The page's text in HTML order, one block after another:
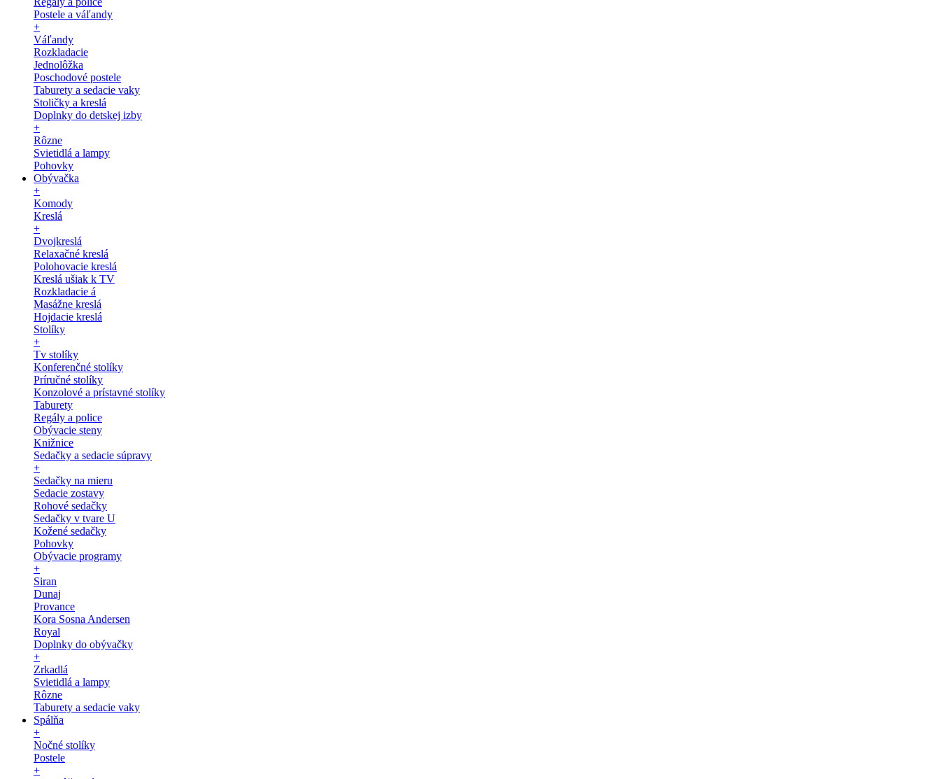
Postele a váľandy
+
Váľandy
Rozkladacie
Jednolôžka
Poschodové postele
Taburety a sedacie vaky
Stoličky a kreslá
Doplnky do detskej izby
+
Rôzne
Svietidlá a lampy
Pohovky
Obývačka
+
Komody
Kreslá
+
Dvojkreslá
Relaxačné kreslá
Polohovacie kreslá
Kreslá ušiak k TV
Rozkladacie á
Masážne kreslá
Hojdacie kreslá
Stolíky
+
Tv stolíky
Konferenčné stolíky
Príručné stolíky
Konzolové a prístavné stolíky
Taburety
Regály a police
Obývacie steny
Knižnice
Sedačky a sedacie súpravy
+
Sedačky na mieru
Sedacie zostavy
Rohové sedačky
Sedačky v tvare U
Kožené sedačky
Pohovky
Obývacie programy
+
Siran
Dunaj
Provance
Kora Sosna Andersen
Royal
Doplnky do obývačky
+
Zrkadlá
Svietidlá a lampy
Rôzne
Taburety a sedacie vaky
Spálňa
+
Nočné stolíky
Postele
+